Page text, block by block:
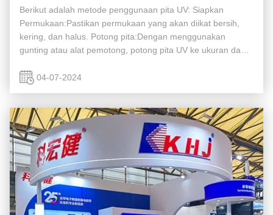
Berikut adalah metode penggunaan pita UV: Siapkan
Permukaan:Pastikan permukaan yang akan diikat bersih,
kering, dan halus. Potong pita:Dengan menggunakan
gunting atau alat pemotong, potong pita UV ke ukuran dan
pita UV yang dipotong pada ...
04-07-2024